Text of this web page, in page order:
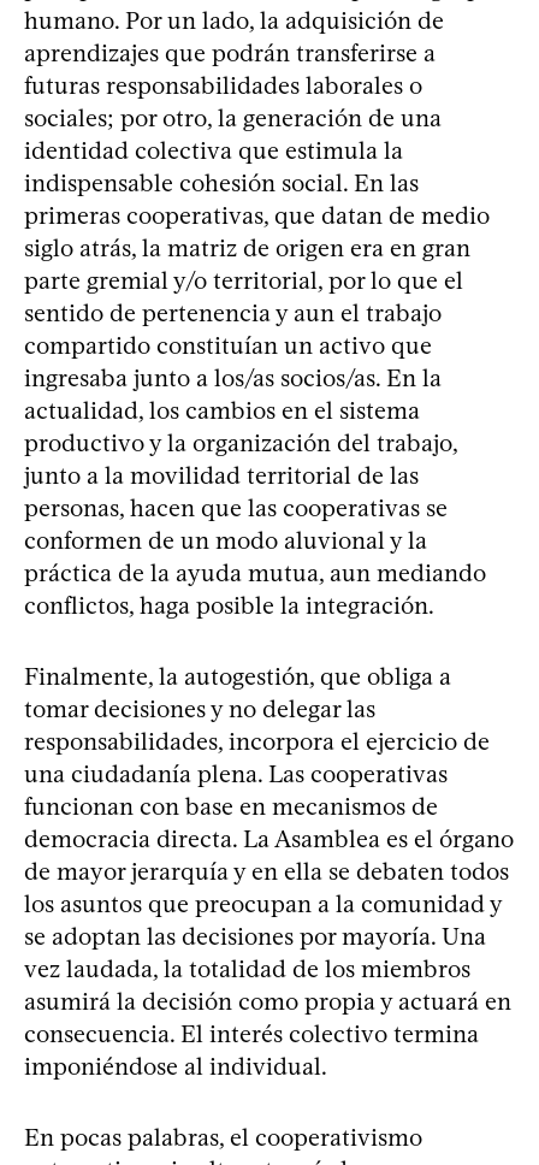
humano. Por un lado, la adquisición de
aprendizajes que podrán transferirse a
futuras responsabilidades laborales o
sociales; por otro, la generación de una
identidad colectiva que estimula la
indispensable cohesión social. En las
primeras cooperativas, que datan de medio
siglo atrás, la matriz de origen era en gran
parte gremial y/o territorial, por lo que el
sentido de pertenencia y aun el trabajo
compartido constituían un activo que
ingresaba junto a los/as socios/as. En la
actualidad, los cambios en el sistema
productivo y la organización del trabajo,
junto a la movilidad territorial de las
personas, hacen que las cooperativas se
conformen de un modo aluvional y la
práctica de la ayuda mutua, aun mediando
conflictos, haga posible la integración.
Finalmente, la autogestión, que obliga a
tomar decisiones y no delegar las
responsabilidades, incorpora el ejercicio de
una ciudadanía plena. Las cooperativas
funcionan con base en mecanismos de
democracia directa. La Asamblea es el órgano
de mayor jerarquía y en ella se debaten todos
los asuntos que preocupan a la comunidad y
se adoptan las decisiones por mayoría. Una
vez laudada, la totalidad de los miembros
asumirá la decisión como propia y actuará en
consecuencia. El interés colectivo termina
imponiéndose al individual.
En pocas palabras, el cooperativismo